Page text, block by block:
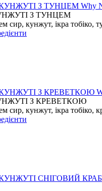
З ТУНЦЕМ
сир, кунжут, ікра тобіко,
З КРЕВЕТКОЮ
сир, кунжут, ікра тобіко,